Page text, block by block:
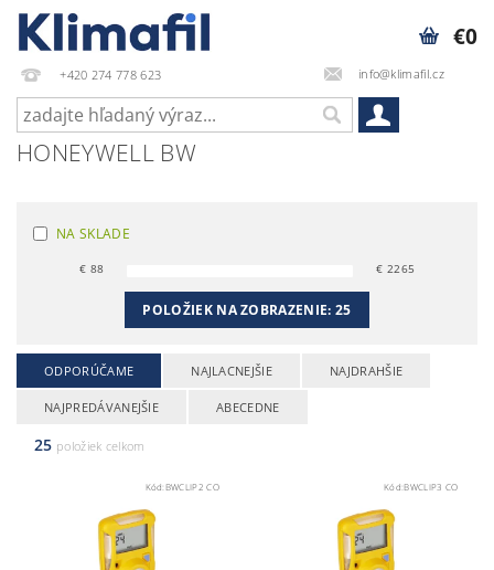
+420 274 778 623 info@klimafil.cz
€0
HONEYWELL BW
NA SKLADE
€ 88 € 2265
POLOŽIEK NA ZOBRAZENIE:25
ODPORÚČAME NAJLACNEJŠIE NAJDRAHŠIE
NAJPREDÁVANEJŠIE ABECEDNE
25 položiek celkom
Kód: BWCLIP2 CO Kód:BWCLIP3 CO